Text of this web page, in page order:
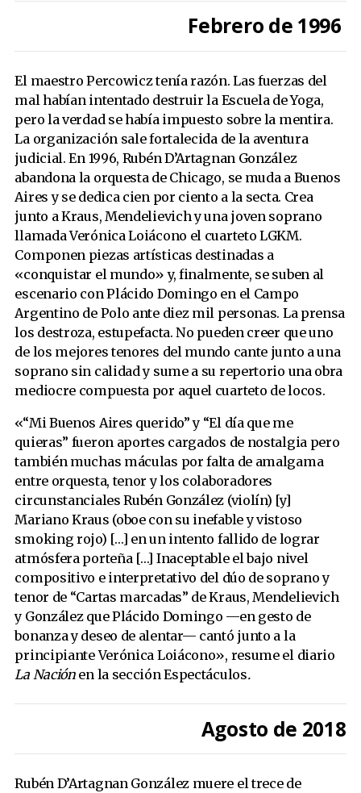
Febrero de 1996
El maestro Percowicz tenía razón. Las fuerzas del
mal habían intentado destruir la Escuela de Yoga,
pero la verdad se había impuesto sobre la mentira.
La organización sale fortalecida de la aventura
judicial. En 1996, Rubén D’Artagnan González
abandona la orquesta de Chicago, se muda a Buenos
Aires y se dedica cien por ciento a la secta. Crea
junto a Kraus, Mendelievich y una joven soprano
llamada Verónica Loiácono el cuarteto LGKM.
Componen piezas artísticas destinadas a
«conquistar el mundo» y, finalmente, se suben al
escenario con Plácido Domingo en el Campo
Argentino de Polo ante diez mil personas. La prensa
los destroza, estupefacta. No pueden creer que uno
de los mejores tenores del mundo cante junto a una
soprano sin calidad y sume a su repertorio una obra
mediocre compuesta por aquel cuarteto de locos.
«“Mi Buenos Aires querido” y “El día que me
quieras” fueron aportes cargados de nostalgia pero
también muchas máculas por falta de amalgama
entre orquesta, tenor y los colaboradores
circunstanciales Rubén González (violín) [y]
Mariano Kraus (oboe con su inefable y vistoso
smoking rojo) […] en un intento fallido de lograr
atmósfera porteña […] Inaceptable el bajo nivel
compositivo e interpretativo del dúo de soprano y
tenor de “Cartas marcadas” de Kraus, Mendelievich
y González que Plácido Domingo —en gesto de
bonanza y deseo de alentar— cantó junto a la
principiante Verónica Loiácono», resume el diario
La Nación en la sección Espectáculos.
Agosto de 2018
Rubén D’Artagnan González muere el trece de